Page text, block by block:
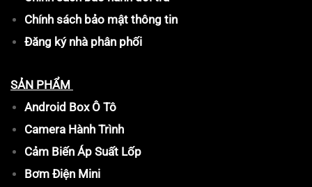
Chính sách bảo mật thông tin
Đăng ký nhà phân phối
SẢN PHẨM
Android Box Ô Tô
Camera Hành Trình
Cảm Biến Áp Suất Lốp
Bơm Điện Mini